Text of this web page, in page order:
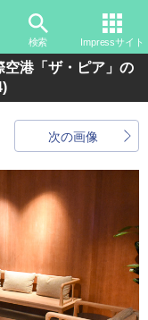
検索 Impressサイト
空港「ザ・ピア」の
次の画像